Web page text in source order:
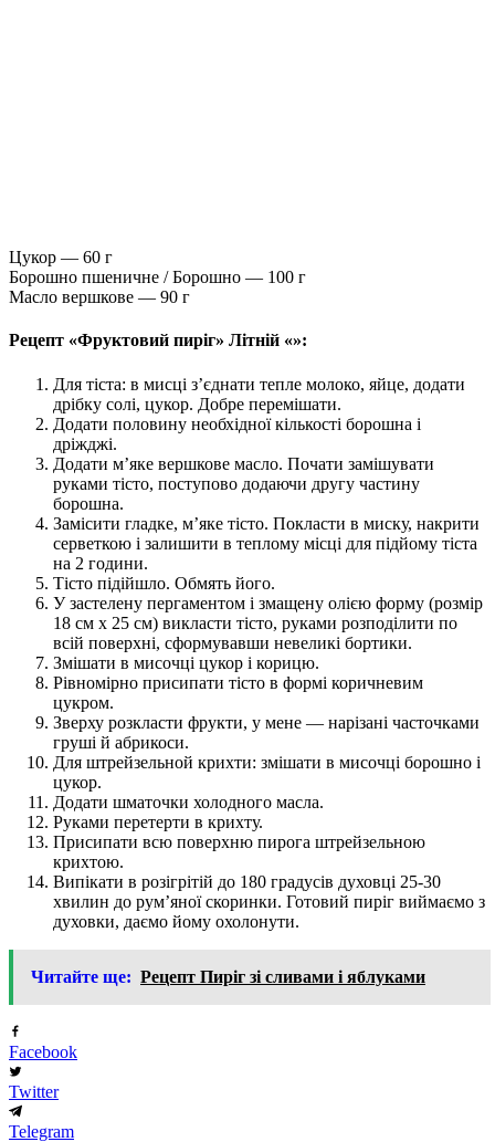
Цукор — 60 г
Борошно пшеничне / Борошно — 100 г
Масло вершкове — 90 г
Рецепт «Фруктовий пиріг» Літній «»:
Для тіста: в мисці з’єднати тепле молоко, яйце, додати
дрібку солі, цукор. Добре перемішати.
Додати половину необхідної кількості борошна і
дріжджі.
Додати м’яке вершкове масло. Почати замішувати
руками тісто, поступово додаючи другу частину
борошна.
Замісити гладке, м’яке тісто. Покласти в миску, накрити
серветкою і залишити в теплому місці для підйому тіста
на 2 години.
Тісто підійшло. Обмять його.
У застелену пергаментом і змащену олією форму (розмір
18 см х 25 см) викласти тісто, руками розподілити по
всій поверхні, сформувавши невеликі бортики.
Змішати в мисочці цукор і корицю.
Рівномірно присипати тісто в формі коричневим
цукром.
Зверху розкласти фрукти, у мене — нарізані часточками
груші й абрикоси.
Для штрейзельной крихти: змішати в мисочці борошно і
цукор.
Додати шматочки холодного масла.
Руками перетерти в крихту.
Присипати всю поверхню пирога штрейзельною
крихтою.
Випікати в розігрітій до 180 градусів духовці 25-30
хвилин до рум’яної скоринки. Готовий пиріг виймаємо з
духовки, даємо йому охолонути.
Читайте ще: Рецепт Пиріг зі сливами і яблуками
Facebook
Twitter
Telegram